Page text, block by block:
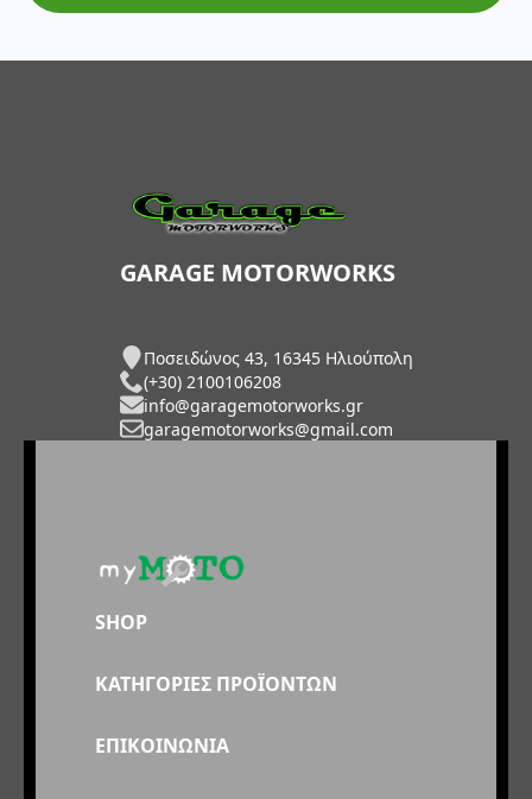
GARAGE MOTORWORKS
Ποσειδώνος 43, 16345 Ηλιούπολη
(+30) 2100106208
info@garagemotorworks.gr
garagemotorworks@gmail.com
SHOP
ΚΑΤΗΓΟΡΙΕΣ ΠΡΟΪΟΝΤΩΝ
ΕΠΙΚΟΙΝΩΝΙΑ